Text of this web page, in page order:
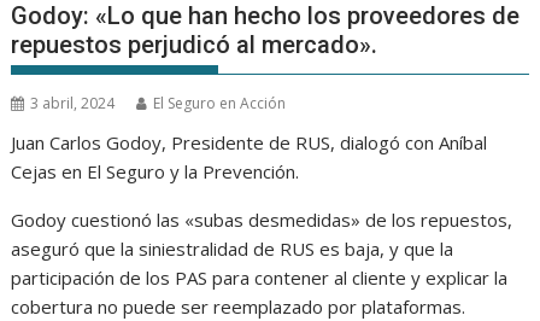
Godoy: «Lo que han hecho los proveedores de
repuestos perjudicó al mercado».
3 abril, 2024 El Seguro en Acción
Juan Carlos Godoy, Presidente de RUS, dialogó con Aníbal
Cejas en El Seguro y la Prevención.
Godoy cuestionó las «subas desmedidas» de los repuestos,
aseguró que la siniestralidad de RUS es baja, y que la
participación de los PAS para contener al cliente y explicar la
cobertura no puede ser reemplazado por plataformas.